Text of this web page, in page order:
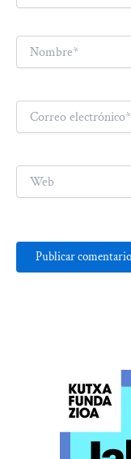
Nombre*
Correo
electrónico*
Web